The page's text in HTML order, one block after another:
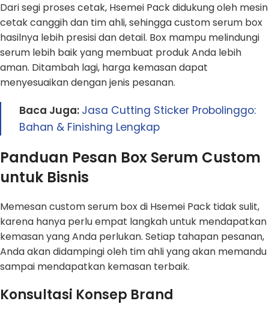
Dari segi proses cetak, Hsemei Pack didukung oleh mesin
cetak canggih dan tim ahli, sehingga custom serum box
hasilnya lebih presisi dan detail. Box mampu melindungi
serum lebih baik yang membuat produk Anda lebih
aman. Ditambah lagi, harga kemasan dapat
menyesuaikan dengan jenis pesanan.
Baca Juga: Jasa Cutting Sticker Probolinggo:
Bahan & Finishing Lengkap
Panduan Pesan Box Serum Custom
untuk Bisnis
Memesan custom serum box di Hsemei Pack tidak sulit,
karena hanya perlu empat langkah untuk mendapatkan
kemasan yang Anda perlukan. Setiap tahapan pesanan,
Anda akan didampingi oleh tim ahli yang akan memandu
sampai mendapatkan kemasan terbaik.
Konsultasi Konsep Brand